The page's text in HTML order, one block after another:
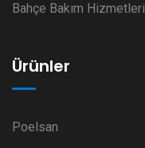
Bahçe Bakım Hizmetleri
Ürünler
Poelsan